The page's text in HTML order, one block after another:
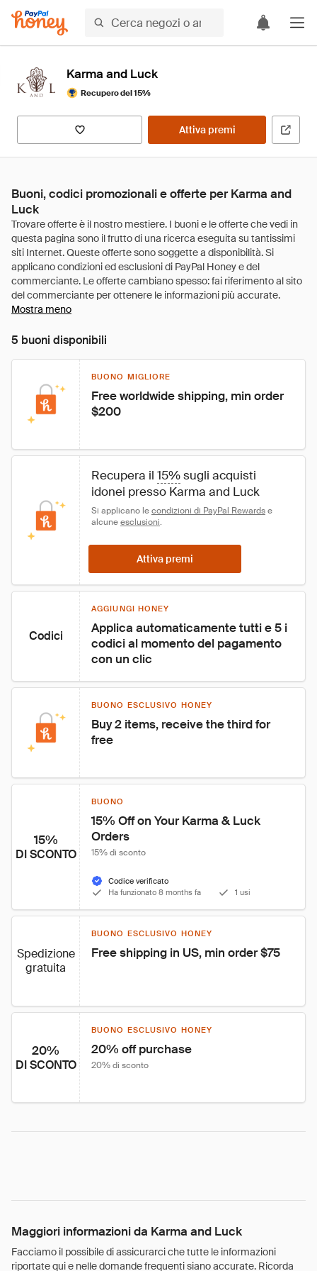
Karma and Luck
Recupero del 15%
Attiva premi
Buoni, codici promozionali e offerte per Karma and
Luck
Mostra meno
5 buoni disponibili
BUONO MIGLIORE
Free worldwide shipping, min order
$200
Recupera il 15% sugli acquisti
idonei presso Karma and Luck
Si applicano le condizioni di PayPal Rewards e
alcune esclusioni.
Attiva premi
Codici
AGGIUNGI HONEY
Applica automaticamente tutti e 5 i
codici al momento del pagamento
con un clic
BUONO ESCLUSIVO HONEY
Buy 2 items, receive the third for
free
15%
DI SCONTO
BUONO
15% Off on Your Karma & Luck
Orders
15% di sconto
Codice verificato
Ha funzionato 8 months fa
1 usi
Spedizione
gratuita
BUONO ESCLUSIVO HONEY
Free shipping in US, min order $75
20%
DI SCONTO
BUONO ESCLUSIVO HONEY
20% off purchase
20% di sconto
Maggiori informazioni da Karma and Luck
Facciamo il possibile di assicurarci che tutte le informazioni
riportate qui e nelle domande frequenti siano accurate. Ricorda